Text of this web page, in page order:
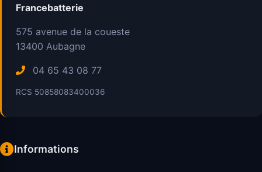
Francebatterie
575 avenue de la coueste
13400 Aubagne
04 65 43 08 77
RCS 50858083400036
Informations